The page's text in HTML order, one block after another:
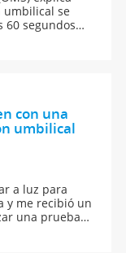
umbilical se
60 segundos
tardío el
minuto tras el
con una
umbilical
a luz para
y me recibió un
una prueba
tenía el